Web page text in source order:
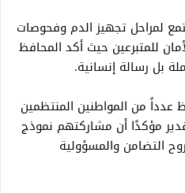
لمراحل تجهيز الدم وفحوصات
للمتبرعين حيث أكد المحافظ
بل رسالة إنسانية.
من المواطنين المنتظمين
مؤكدًا أن مشاركتهم نموذج
التضامن والمسؤولية